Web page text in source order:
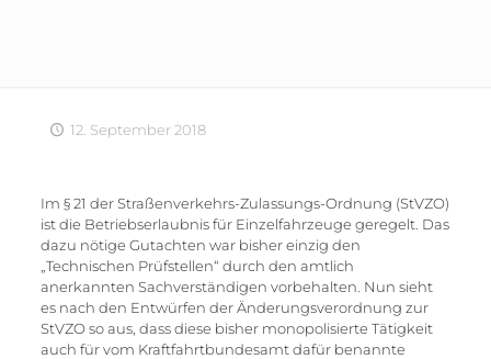
12. September 2018
Im § 21 der Straßenverkehrs-Zulassungs-Ordnung (StVZO)
ist die Betriebserlaubnis für Einzelfahrzeuge geregelt. Das
dazu nötige Gutachten war bisher einzig den
„Technischen Prüfstellen“ durch den amtlich
anerkannten Sachverständigen vorbehalten. Nun sieht
es nach den Entwürfen der Änderungsverordnung zur
StVZO so aus, dass diese bisher monopolisierte Tätigkeit
auch für vom Kraftfahrtbundesamt dafür benannte